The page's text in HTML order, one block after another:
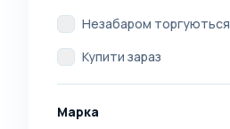
Незабаром торгуються
Купити зараз
Марка